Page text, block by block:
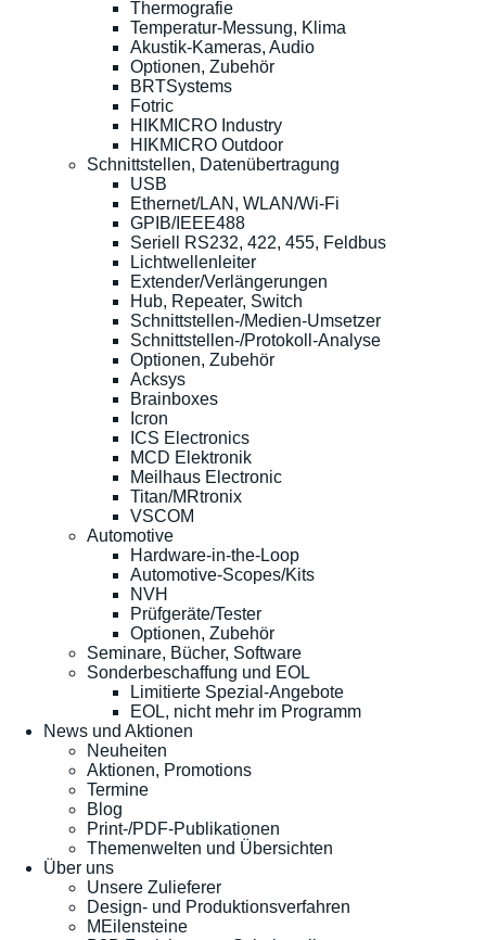
Thermografie
Temperatur-Messung, Klima
Akustik-Kameras, Audio
Optionen, Zubehör
BRTSystems
Fotric
HIKMICRO Industry
HIKMICRO Outdoor
Schnittstellen, Datenübertragung
USB
Ethernet/LAN, WLAN/Wi-Fi
GPIB/IEEE488
Seriell RS232, 422, 455, Feldbus
Lichtwellenleiter
Extender/Verlängerungen
Hub, Repeater, Switch
Schnittstellen-/Medien-Umsetzer
Schnittstellen-/Protokoll-Analyse
Optionen, Zubehör
Acksys
Brainboxes
Icron
ICS Electronics
MCD Elektronik
Meilhaus Electronic
Titan/MRtronix
VSCOM
Automotive
Hardware-in-the-Loop
Automotive-Scopes/Kits
NVH
Prüfgeräte/Tester
Optionen, Zubehör
Seminare, Bücher, Software
Sonderbeschaffung und EOL
Limitierte Spezial-Angebote
EOL, nicht mehr im Programm
News und Aktionen
Neuheiten
Aktionen, Promotions
Termine
Blog
Print-/PDF-Publikationen
Themenwelten und Übersichten
Über uns
Unsere Zulieferer
Design- und Produktionsverfahren
MEilensteine